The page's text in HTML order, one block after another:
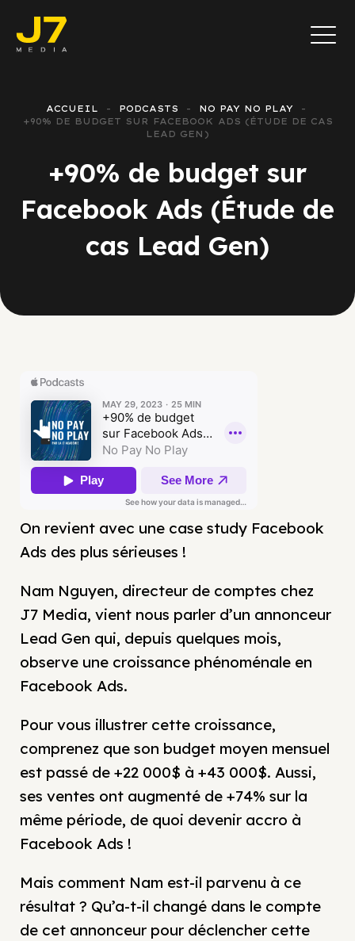
ACCUEIL PODCASTS
NO PAY NO PLAY
+90% DE BUDGET SUR FACEBOOK ADS (ÉTUDE DE CAS
LEAD GEN)
+90% de budget sur
Facebook Ads (Étude de
cas Lead Gen)
On revient avec une case study Facebook
Ads des plus sérieuses !
Nam Nguyen, directeur de comptes chez
J7 Media, vient nous parler d’un annonceur
Lead Gen qui, depuis quelques mois,
observe une croissance phénoménale en
Facebook Ads.
Pour vous illustrer cette croissance,
comprenez que son budget moyen mensuel
est passé de +22 000$ à +43 000$. Aussi,
ses ventes ont augmenté de +74% sur la
même période, de quoi devenir accro à
Facebook Ads !
Mais comment Nam est-il parvenu à ce
résultat ? Qu’a-t-il changé dans le compte
de cet annonceur pour déclencher cette